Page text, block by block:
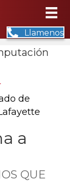
Llamenos
de
a
QUE